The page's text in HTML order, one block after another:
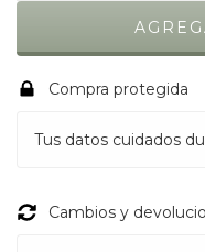
Compra protegida
Tus datos cuidados
Cambios y